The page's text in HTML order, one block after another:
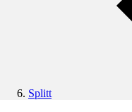
Splitt